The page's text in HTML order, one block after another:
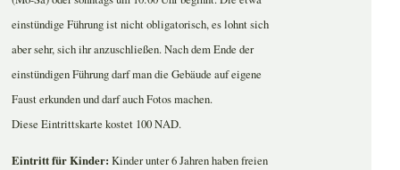
einstündige Führung ist nicht obligatorisch, es lohnt sich
aber sehr, sich ihr anzuschließen. Nach dem Ende der
einstündigen Führung darf man die Gebäude auf eigene
Faust erkunden und darf auch Fotos machen.
Diese Eintrittskarte kostet 100 NAD.
Eintritt für Kinder: Kinder unter 6 Jahren haben freien